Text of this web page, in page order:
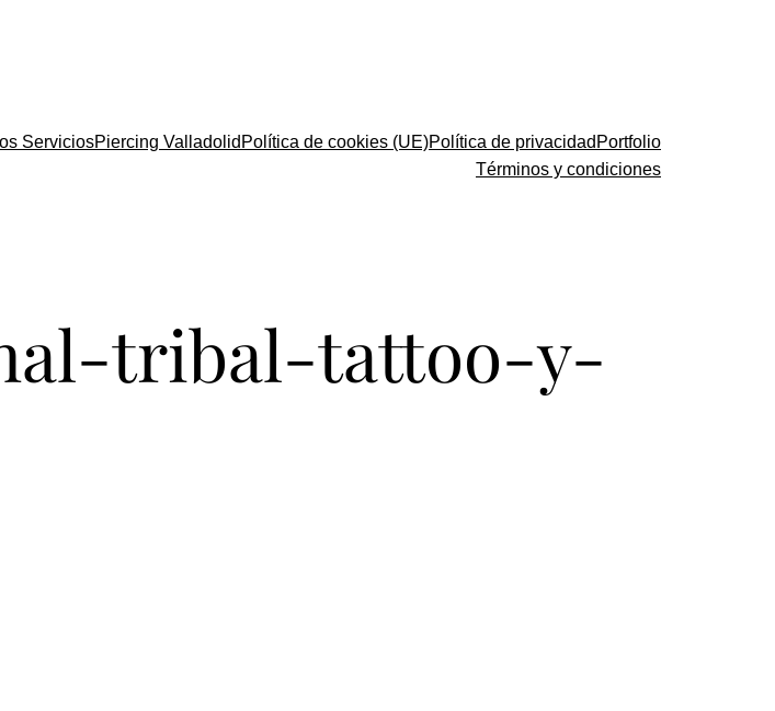
ServiciosPiercing Valladolid Política de cookies (UE)Política de privacidad Portfolio
Términos y condiciones
tribal-tattoo-y-